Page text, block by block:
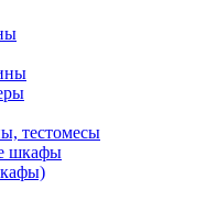
тестомесы
шкафы